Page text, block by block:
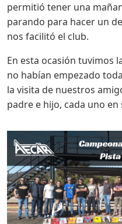
permitió tener una
parando para hacer un
nos facilitó el club.
En esta ocasión tuvimos
no habían empezado
la visita de nuestros
padre e hijo, cada uno en